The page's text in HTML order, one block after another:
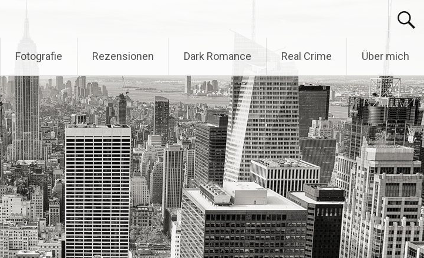
Fotografie Rezensionen Dark Romance Real Crime Über mich